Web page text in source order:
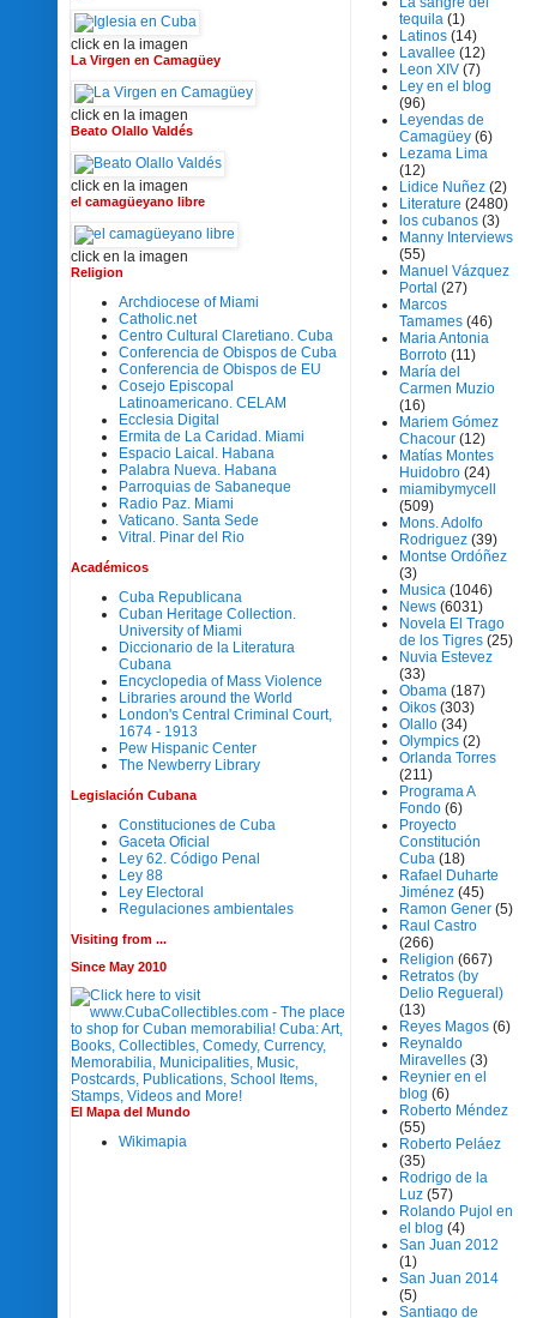
click en la imagen
La Virgen en Camagüey
click en la imagen
Beato Olallo Valdés
click en la imagen
el camagüeyano libre
click en la imagen
Religion
Archdiocese of Miami
Catholic.net
Centro Cultural Claretiano. Cuba
Conferencia de Obispos de Cuba
Conferencia de Obispos de EU
Cosejo Episcopal
Latinoamericano. CELAM
Ecclesia Digital
Ermita de La Caridad. Miami
Espacio Laical. Habana
Palabra Nueva. Habana
Parroquias de Sabaneque
Radio Paz. Miami
Vaticano. Santa Sede
Vitral. Pinar del Rio
Académicos
Cuba Republicana
Cuban Heritage Collection.
University of Miami
Diccionario de la Literatura
Cubana
Encyclopedia of Mass Violence
Libraries around the World
London's Central Criminal Court,
1674 - 1913
Pew Hispanic Center
The Newberry Library
Legislación Cubana
Constituciones de Cuba
Gaceta Oficial
Ley 62. Código Penal
Ley 88
Ley Electoral
Regulaciones ambientales
Visiting from ...
Since May 2010
El Mapa del Mundo
Wikimapia
tequila (1)
Latinos (14)
Lavallee (12)
Leon XIV (7)
Ley en el blog
(96)
Leyendas de
Camagüey (6)
Lezama Lima
(12)
Lidice Nuñez (2)
Literature (2480)
los cubanos (3)
Manny Interviews
(55)
Manuel Vázquez
Portal (27)
Marcos
Tamames (46)
Maria Antonia
Borroto (11)
María del
Carmen Muzio
(16)
Mariem Gómez
Chacour (12)
Matías Montes
Huidobro (24)
miamibymycell
(509)
Mons. Adolfo
Rodriguez (39)
Montse Ordóñez
(3)
Musica (1046)
News (6031)
Novela El Trago
de los Tigres (25)
Nuvia Estevez
(33)
Obama (187)
Oikos (303)
Olallo (34)
Olympics (2)
Orlanda Torres
(211)
Programa A
Fondo (6)
Proyecto
Constitución
Cuba (18)
Rafael Duharte
Jiménez (45)
Ramon Gener (5)
Raul Castro
(266)
Religion (667)
Retratos (by
Delio Regueral)
(13)
Reyes Magos (6)
Reynaldo
Miravelles (3)
Reynier en el
blog (6)
Roberto Méndez
(55)
Roberto Peláez
(35)
Rodrigo de la
Luz (57)
Rolando Pujol en
el blog (4)
San Juan 2012
(1)
San Juan 2014
(5)
Santiago de